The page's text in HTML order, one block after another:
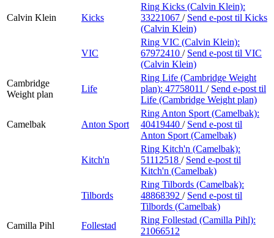
Calvin Klein Kicks
Ring Kicks (Calvin Klein):
33221067 / Send e-post til Kicks
(Calvin Klein)
VIC
Ring VIC (Calvin Klein):
67972410 / Send e-post til VIC
(Calvin Klein)
Cambridge
Weight plan
Life
Ring Life (Cambridge Weight
plan): 47758011 / Send e-post til
Life (Cambridge Weight plan)
Camelbak Anton Sport
Ring Anton Sport (Camelbak):
40419440 / Send e-post til
Anton Sport (Camelbak)
Kitch'n
Ring Kitch'n (Camelbak):
51112518 / Send e-post til
Kitch'n (Camelbak)
Tilbords
Ring Tilbords (Camelbak):
48868392 / Send e-post til
Tilbords (Camelbak)
Camilla Pihl
Follestad
Ring Follestad (Camilla Pihl):
21066512